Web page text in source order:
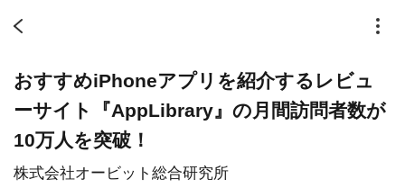
株式会社オービット総合研究所
おすすめiPhoneアプリを紹介するレビュ
ーサイト『AppLibrary』の月間訪問者数が
10万人を突破！